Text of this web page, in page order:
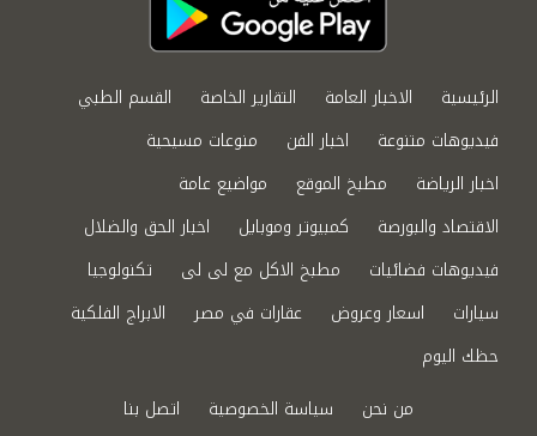
الرئيسية الاخبار العامة التقارير الخاصة
القسم الطبي
فيديوهات متنوعة
اخبار الفن
منوعات مسيحية
اخبار الرياضة
مطبخ الموقع
مواضيع عامة
الاقتصاد والبورصة
كمبيوتر وموبايل
اخبار الحق والضلال
فيديوهات فضائيات
مطبخ الاكل مع لى لى
تكنولوجيا
سيارات
اسعار وعروض عقارات في مصر
الابراج الفلكية
حظك اليوم
من نحن
سياسة الخصوصية اتصل بنا